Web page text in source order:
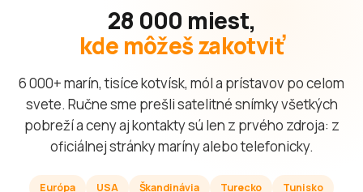
28 000 miest,
kde môžeš zakotviť
6 000+ marín, tisíce kotvísk, mól a prístavov po celom
svete. Ručne sme prešli satelitné snímky všetkých
pobreží a ceny aj kontakty sú len z prvého zdroja: z
oficiálnej stránky maríny alebo telefonicky.
Európa USA Škandinávia Turecko
Tunisko